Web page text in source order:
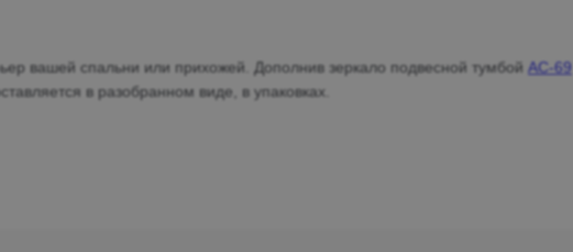
вашей спальни или прихожей. Дополнив зеркало подвесной тумбой АС-69
в разобранном виде, в упаковках.